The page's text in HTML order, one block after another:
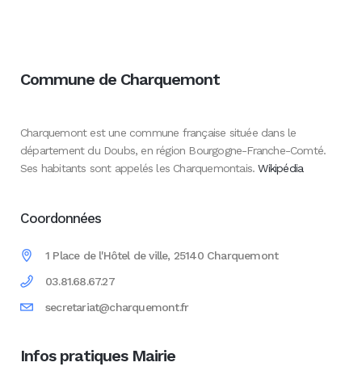
Commune de Charquemont
Charquemont est une commune française située dans le
département du Doubs, en région Bourgogne-Franche-Comté.
Ses habitants sont appelés les Charquemontais.Wikipédia
Coordonnées
1 Place de l'Hôtel de ville, 25140 Charquemont
03.81.68.67.27
secretariat@charquemont.fr
Infos pratiques Mairie